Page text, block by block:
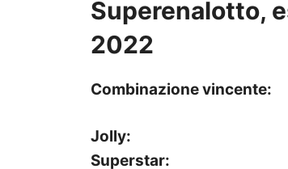
Superenalotto,
2022
Combinazione vincente:
Jolly:
Superstar: